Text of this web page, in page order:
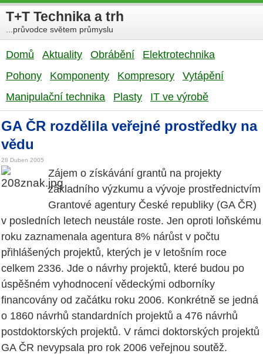
T+T Technika a trh
...průvodce světem průmyslu
Domů Aktuality Obrábění
Elektrotechnika
Pohony
Komponenty Kompresory
Vytápění
Manipulační technika
Plasty IT ve výrobě
GA ČR rozdělila veřejné prostředky na
vědu
28 Duben 2005
Zájem o získávání grantů na projekty
základního výzkumu a vývoje prostřednictvím
Grantové agentury České republiky (GA ČR)
v posledních letech neustále roste. Jen oproti loňskému
roku zaznamenala agentura 8% nárůst v počtu
přihlášených projektů, kterých je v letošním roce
celkem 2336. Jde o návrhy projektů, které budou po
úspěšném vyhodnocení vědeckými odborníky
financovány od začátku roku 2006. Konkrétně se jedná
o 1860 návrhů standardních projektů a 476 návrhů
postdoktorských projektů. V rámci doktorských projektů
GA ČR nevypsala pro rok 2006 veřejnou soutěž.